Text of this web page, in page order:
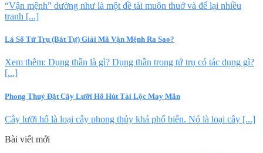
“Vận mệnh” dường như là một đề tài muôn thuở và để lại nhiều
tranh [...]
Lá Số Tứ Trụ (Bát Tự) Giải Mã Vận Mệnh Ra Sao?
Xem thêm: Dụng thần là gì? Dụng thần trong tứ trụ có tác dụng gì?
[...]
Phong Thuỷ Đặt Cây Lưỡi Hổ Hút Tài Lộc May Mắn
Cây lưỡi hổ là loại cây phong thủy khá phổ biến. Nó là loại cây [...]
Bài viết mới